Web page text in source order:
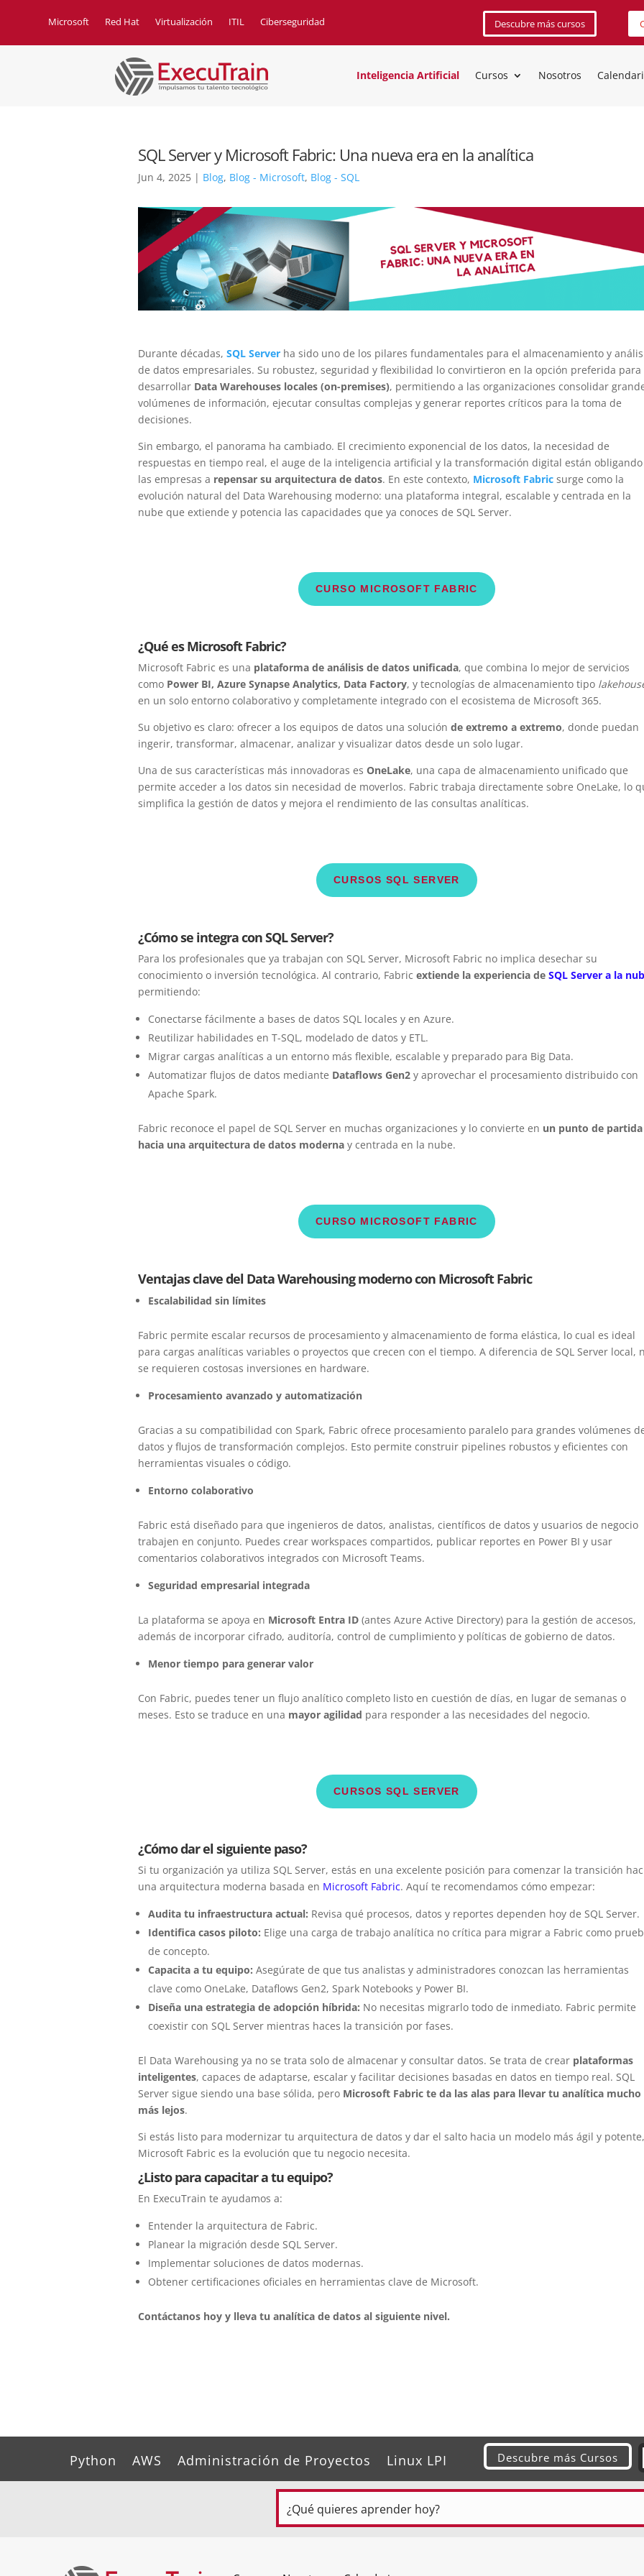
Microsoft Red Hat Virtualización ITIL Ciberseguridad Descubre más cursos
Inteligencia Artificial Cursos Nosotros
SQL Server y Microsoft Fabric: Una nueva era en la analítica
Jun 4, 2025 | Blog, Blog - Microsoft, Blog - SQL
Durante décadas, SQL Server ha sido uno de los pilares fundamentales para el almacenamiento y
de datos empresariales. Su robustez, seguridad y flexibilidad lo convirtieron en la opción preferida para
desarrollar Data Warehouses locales (on-premises), permitiendo a las organizaciones consolidar
volúmenes de información, ejecutar consultas complejas y generar reportes críticos para la toma de
decisiones.
Sin embargo, el panorama ha cambiado. El crecimiento exponencial de los datos, la necesidad de
respuestas en tiempo real, el auge de la inteligencia artificial y la transformación digital están
las empresas a repensar su arquitectura de datos. En este contexto, Microsoft Fabric surge como la
evolución natural del Data Warehousing moderno: una plataforma integral, escalable y centrada en la
nube que extiende y potencia las capacidades que ya conoces de SQL Server.
CURSO MICROSOFT FABRIC
¿Qué es Microsoft Fabric?
Microsoft Fabric es una plataforma de análisis de datos unificada, que combina lo mejor de servicios
como Power BI, Azure Synapse Analytics, Data Factory, y tecnologías de almacenamiento tipo
en un solo entorno colaborativo y completamente integrado con el ecosistema de Microsoft 365.
Su objetivo es claro: ofrecer a los equipos de datos una solución de extremo a extremo, donde puedan
ingerir, transformar, almacenar, analizar y visualizar datos desde un solo lugar.
Una de sus características más innovadoras es OneLake, una capa de almacenamiento unificado que
permite acceder a los datos sin necesidad de moverlos. Fabric trabaja directamente sobre OneLake, lo
simplifica la gestión de datos y mejora el rendimiento de las consultas analíticas.
CURSOS SQL SERVER
¿Cómo se integra con SQL Server?
Para los profesionales que ya trabajan con SQL Server, Microsoft Fabric no implica desechar su
conocimiento o inversión tecnológica. Al contrario, Fabric extiende la experiencia de SQL Server a la
permitiendo:
Conectarse fácilmente a bases de datos SQL locales y en Azure.
Reutilizar habilidades en T-SQL, modelado de datos y ETL.
Migrar cargas analíticas a un entorno más flexible, escalable y preparado para Big Data.
Automatizar flujos de datos mediante Dataflows Gen2 y aprovechar el procesamiento distribuido con
Apache Spark.
Fabric reconoce el papel de SQL Server en muchas organizaciones y lo convierte en un punto de partida
hacia una arquitectura de datos moderna y centrada en la nube.
CURSO MICROSOFT FABRIC
Ventajas clave del Data Warehousing moderno con Microsoft Fabric
Escalabilidad sin límites
Fabric permite escalar recursos de procesamiento y almacenamiento de forma elástica, lo cual es ideal
para cargas analíticas variables o proyectos que crecen con el tiempo. A diferencia de SQL Server local,
se requieren costosas inversiones en hardware.
Procesamiento avanzado y automatización
Gracias a su compatibilidad con Spark, Fabric ofrece procesamiento paralelo para grandes volúmenes
datos y flujos de transformación complejos. Esto permite construir pipelines robustos y eficientes con
herramientas visuales o código.
Entorno colaborativo
Fabric está diseñado para que ingenieros de datos, analistas, científicos de datos y usuarios de negocio
trabajen en conjunto. Puedes crear workspaces compartidos, publicar reportes en Power BI y usar
comentarios colaborativos integrados con Microsoft Teams.
Seguridad empresarial integrada
La plataforma se apoya en Microsoft Entra ID (antes Azure Active Directory) para la gestión de accesos,
además de incorporar cifrado, auditoría, control de cumplimiento y políticas de gobierno de datos.
Menor tiempo para generar valor
Con Fabric, puedes tener un flujo analítico completo listo en cuestión de días, en lugar de semanas o
meses. Esto se traduce en una mayor agilidad para responder a las necesidades del negocio.
CURSOS SQL SERVER
¿Cómo dar el siguiente paso?
Si tu organización ya utiliza SQL Server, estás en una excelente posición para comenzar la transición
una arquitectura moderna basada en Microsoft Fabric. Aquí te recomendamos cómo empezar:
Audita tu infraestructura actual: Revisa qué procesos, datos y reportes dependen hoy de SQL Server.
Identifica casos piloto: Elige una carga de trabajo analítica no crítica para migrar a Fabric como
de concepto.
Capacita a tu equipo: Asegúrate de que tus analistas y administradores conozcan las herramientas
clave como OneLake, Dataflows Gen2, Spark Notebooks y Power BI.
Diseña una estrategia de adopción híbrida: No necesitas migrarlo todo de inmediato. Fabric permite
coexistir con SQL Server mientras haces la transición por fases.
El Data Warehousing ya no se trata solo de almacenar y consultar datos. Se trata de crear plataformas
inteligentes, capaces de adaptarse, escalar y facilitar decisiones basadas en datos en tiempo real. SQL
Server sigue siendo una base sólida, pero Microsoft Fabric te da las alas para llevar tu analítica mucho
más lejos.
Si estás listo para modernizar tu arquitectura de datos y dar el salto hacia un modelo más ágil y potente,
Microsoft Fabric es la evolución que tu negocio necesita.
¿Listo para capacitar a tu equipo?
En ExecuTrain te ayudamos a:
Entender la arquitectura de Fabric.
Planear la migración desde SQL Server.
Implementar soluciones de datos modernas.
Obtener certificaciones oficiales en herramientas clave de Microsoft.
Contáctanos hoy y lleva tu analítica de datos al siguiente nivel.
Python AWS Administración de Proyectos Linux LPI Descubre más Cursos